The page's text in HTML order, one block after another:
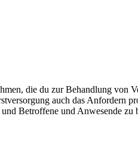
die du zur Behandlung von
auch das Anfordern
Betroffene und Anwesende zu